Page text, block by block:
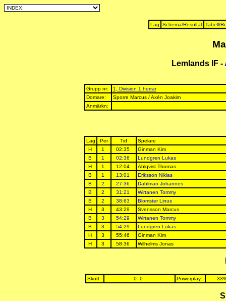
Lag Schema/Resultat Tabell/
Lemlands IF -
Grupp nr:
1, Division 1 herrar
Domare:
Sporre Marcus / Axén Joakim
Anmärkn:
Lag Per Tid
Spelare
H
1 02:35
Ginman Kim
B
1 02:36
Lundgren Lukas
H
1 12:04
Ahlqvist Thomas
B
1 13:01
Eriksson Niklas
B
2 27:36
Dahlman Johannes
B
2 31:21
Wirtanen Tommy
B
2 38:63
Blomster Linus
H
3 43:29
Svensson Marcus
B
3 54:29
Wirtanen Tommy
B
3 54:29
Lundgren Lukas
H
3 55:46
Ginman Kim
H
3 58:36 Wilhelms Jonas
Skott: 0- 0 Powerplay: